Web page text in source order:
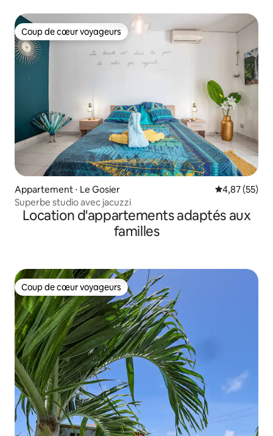
Coup de cœur voyageurs
Coup de cœur voyageurs
Appartement ⋅ Le Gosier Évaluation
4,87 (55)
Superbe studio avec jacuzzi
Location d'appartements adaptés aux
familles
Coup de cœur voyageurs
Coup de cœur voyageurs